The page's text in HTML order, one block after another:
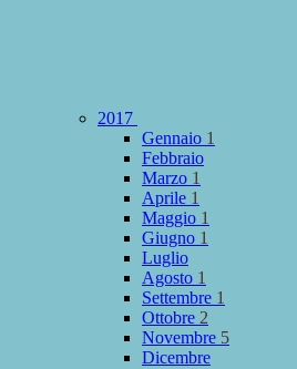
2017
Gennaio 1
Febbraio
Marzo 1
Aprile 1
Maggio 1
Giugno 1
Luglio
Agosto 1
Settembre 1
Ottobre 2
Novembre 5
Dicembre